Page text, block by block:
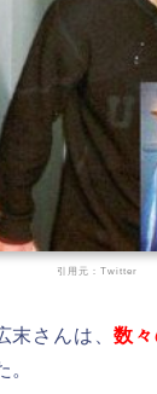
引用元：Twitter
末さんは、数
。